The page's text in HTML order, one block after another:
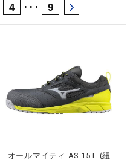
4 ･･･ 9
オールマイティ AS 15 L (紐